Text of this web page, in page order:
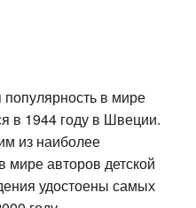
в мире
в 1944 году в Швеции.
из наиболее
мире авторов детской
удостоены самых